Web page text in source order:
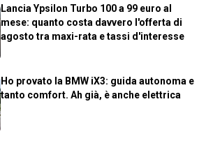
Lancia Ypsilon Turbo 100 a 99 euro al
mese: quanto costa davvero l'offerta di
agosto tra maxi-rata e tassi d'interesse
Ho provato la BMW iX3: guida autonoma e
tanto comfort. Ah già, è anche elettrica